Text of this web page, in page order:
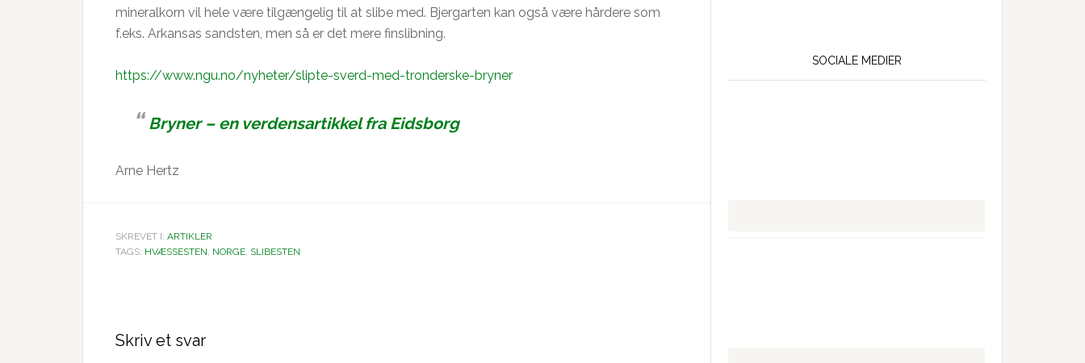
mineralkorn vil hele være tilgængelig til at slibe med. Bjergarten kan også være hårdere som
f.eks. Arkansas sandsten, men så er det mere finslibning.
https://www.ngu.no/nyheter/slipte-sverd-med-tronderske-bryner
Bryner – en verdensartikkel fra Eidsborg
Arne Hertz
SKREVET I: ARTIKLER
TAGS: HVÆSSESTEN, NORGE, SLIBESTEN
Skriv et svar
SOCIALE MEDIER